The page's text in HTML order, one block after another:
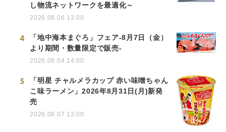
し物流ネットワークを最適化～
2026.08.06 13:00
4
「地中海本まぐろ」フェア-8月7日（金）
より期間・数量限定で販売-
2026.08.04 14:00
5
「明星 チャルメラカップ 赤い味噌ちゃん
こ味ラーメン」2026年8月31日(月)新発
売
2026.08.07 13:00